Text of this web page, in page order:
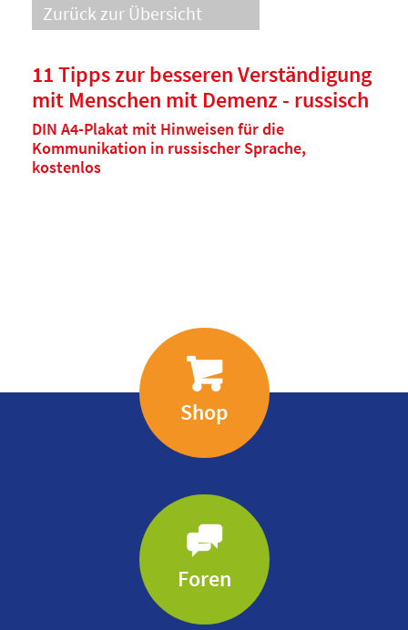
Zurück zur Übersicht
11 Tipps zur besseren Verständigung
mit Menschen mit Demenz - russisch
DIN A4-Plakat mit Hinweisen für die
Kommunikation in russischer Sprache,
kostenlos
Shop
Foren